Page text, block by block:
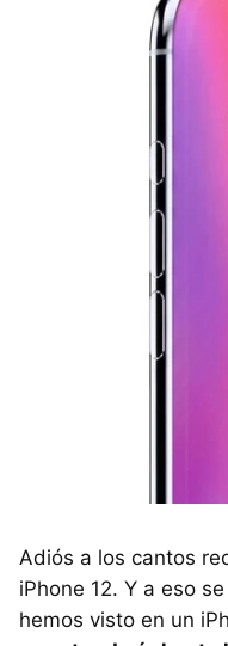
Adiós a los cantos
iPhone 12. Y a eso
hemos visto en un